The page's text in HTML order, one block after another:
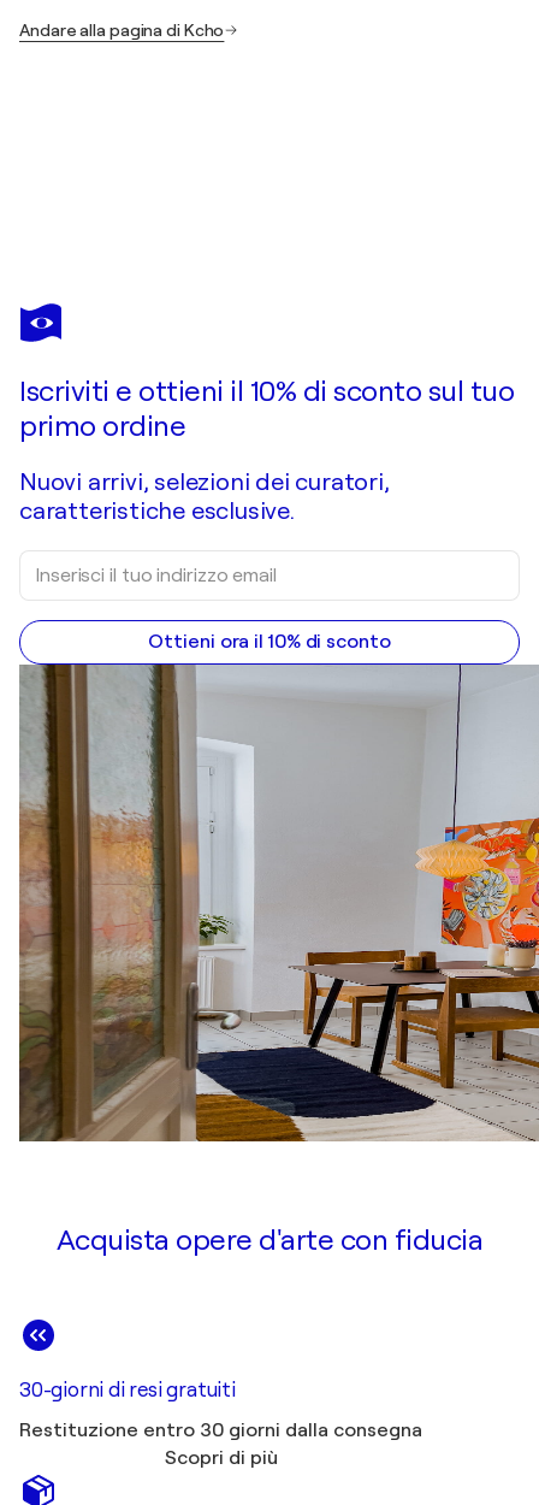
Andare alla pagina di Kcho
KCHO
Ideas en conflicto
Iscriviti e ottieni il 10% di sconto sul tuo
primo ordine
Nuovi arrivi, selezioni dei curatori,
caratteristiche esclusive.
Ottieni ora il 10% di sconto
Acquista opere d'arte con fiducia
30-giorni di resi gratuiti
Restituzione entro 30 giorni dalla consegna
Scopri di più